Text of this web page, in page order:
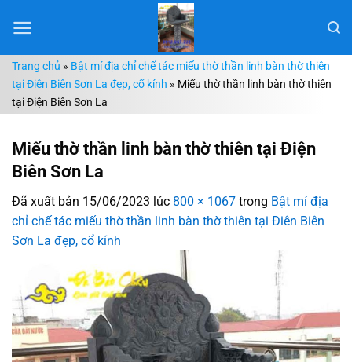
đến
dungTrang chủ » Bật mí địa chỉ chế tác miếu thờ thần linh bàn thờ thiên
tại Điên Biên Sơn La đẹp, cổ kính » Miếu thờ thần linh bàn thờ thiên
tại Điện Biên Sơn La
Miếu thờ thần linh bàn thờ thiên tại Điện
Biên Sơn La
Đã xuất bản 15/06/2023 lúc 800 × 1067 trong Bật mí địa
chỉ chế tác miếu thờ thần linh bàn thờ thiên tại Điên Biên
Sơn La đẹp, cổ kính